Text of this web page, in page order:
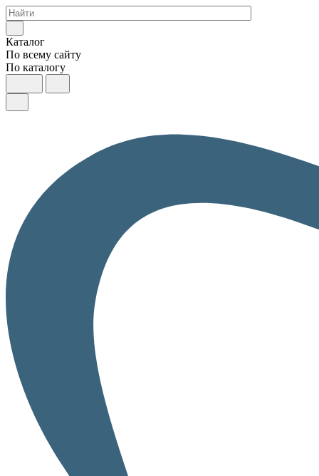
Каталог
По всему сайту
По каталогу